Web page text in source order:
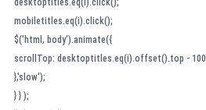
desktoptitles.eq(i).click();
mobiletitles.eq(i).click();
$('html, body').animate({
scrollTop: desktoptitles.eq(i).offset().top - 100
},'slow');
} } );